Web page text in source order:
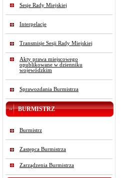
Sesje Rady Miejskiej
Interpelacje
Transmisje Sesji Rady Miejskiej
Akty prawa miejscowego
opublikowane w dzienniku
wojewódzkim
Sprawozdania Burmistrza
BURMISTRZ
Burmistrz
Zastępca Burmistrza
Zarządzenia Burmistrza